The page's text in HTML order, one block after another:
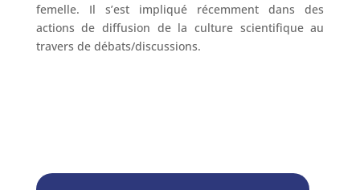
femelle. Il s’est impliqué récemment dans des
actions de diffusion de la culture scientifique au
travers de débats/discussions.